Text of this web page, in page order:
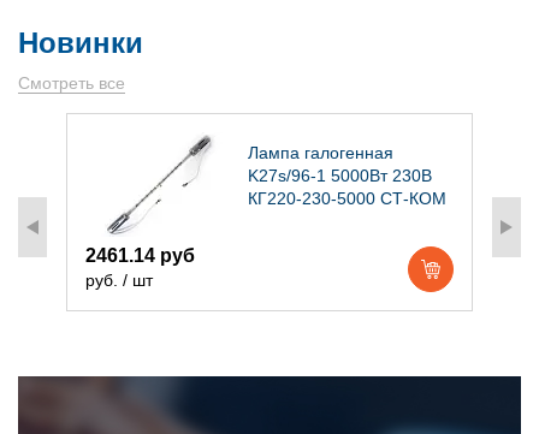
Новинки
Смотреть все
Лампа галогенная
K27s/96-1 5000Вт 230В
КГ220-230-5000 СТ-КОМ
2461.14 руб
руб. / шт